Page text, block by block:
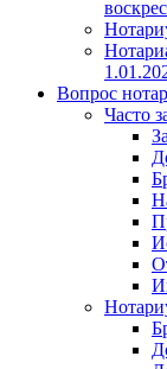
Вопрос
Часто